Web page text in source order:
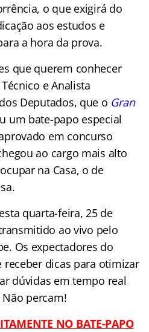
o que exigirá do
aos estudos e
a hora da prova.
que querem conhecer
e Analista
Deputados, que o Gran
um bate-papo especial
em concurso
ao cargo mais alto
na Casa, o de
quarta-feira, 25 de
ao vivo pelo
Os expectadores do
receber dicas para otimizar
dúvidas em tempo real
percam!
NO BATE-PAPO